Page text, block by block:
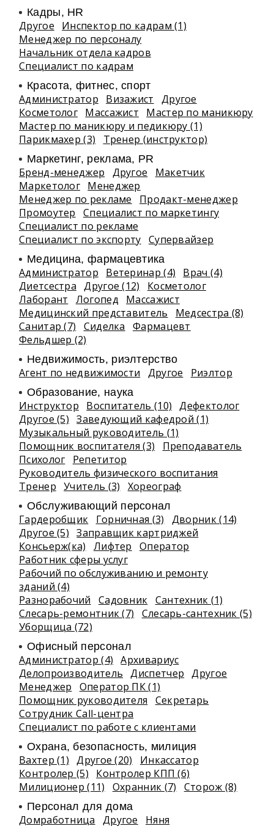
Кадры, HR
Другое
Инспектор по кадрам (1)
Менеджер по персоналу
Начальник отдела кадров
Специалист по кадрам
Красота, фитнес, спорт
Администратор Визажист
Другое
Косметолог Массажист
Мастер по маникюру
Мастер по маникюру и педикюру (1)
Парикмахер (3)
Тренер (инструктор)
Маркетинг, реклама, PR
Бренд-менеджер Другое
Макетчик
Маркетолог Менеджер
Менеджер по рекламе
Продакт-менеджер
Промоутер
Специалист по маркетингу
Специалист по рекламе
Специалист по экспорту Супервайзер
Медицина, фармацевтика
Администратор Ветеринар (4)
Врач (4)
Диетсестра
Другое (12)
Косметолог
Лаборант
Логопед
Массажист
Медицинский представитель
Медсестра (8)
Санитар (7)
Сиделка
Фармацевт
Фельдшер (2)
Недвижимость, риэлтeрство
Агент по недвижимости Другое Риэлтор
Образование, наука
Инструктор Воспитатель (10)
Дефектолог
Другое (5)
Заведующий кафедрой (1)
Музыкальный руководитель (1)
Помощник воспитателя (3)
Преподаватель
Психолог
Репетитор
Руководитель физического воспитания
Тренер Учитель (3) Хореограф
Обслуживающий персонал
Гардеробщик Горничная (3)
Дворник (14)
Другое (5)
Заправщик картриджей
Консьерж(ка)
Лифтер
Оператор
Работник сферы услуг
Рабочий по обслуживанию и ремонту
зданий (4)
Разнорабочий
Садовник Сантехник (1)
Слесарь-ремонтник (7)
Слесарь-сантехник (5)
Уборщица (72)
Офисный персонал
Администратор (4)
Архивариус
Делопроизводитель
Диспетчер
Другое
Менеджер
Оператор ПК (1)
Помощник руководителя
Секретарь
Сотрудник Call-центра
Специалист по работе с клиентами
Охрана, безопасность, милиция
Вахтер (1) Другое (20)
Инкассатор
Контролер (5)
Контролер КПП (6)
Милиционер (11)
Охранник (7) Сторож (8)
Персонал для дома
Домработница Другое
Няня